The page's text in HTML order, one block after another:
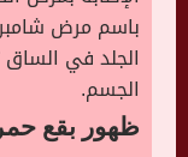
باسم مرض
الجلد في
الجسم.
ظهور بقع